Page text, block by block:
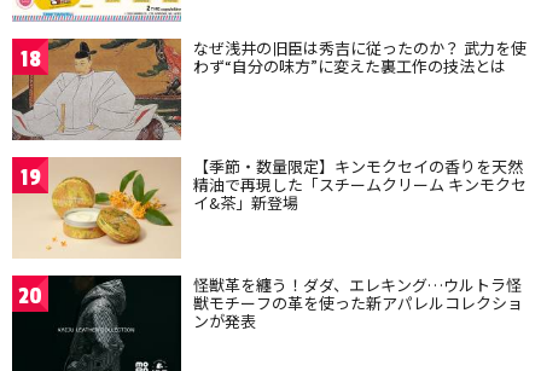
18 なぜ浅井の旧臣は秀吉に従ったのか？ 武力を使
わず“自分の味方”に変えた裏工作の技法とは
19 【季節・数量限定】キンモクセイの香りを天然
精油で再現した「スチームクリーム キンモクセ
イ&茶」新登場
20 怪獣革を纏う！ダダ、エレキング…ウルトラ怪
獣モチーフの革を使った新アパレルコレクショ
ンが発表